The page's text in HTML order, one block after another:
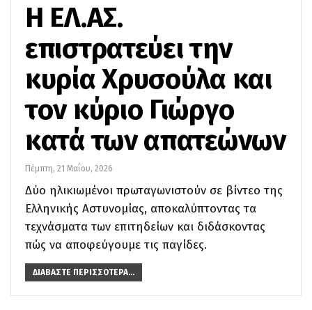
Η ΕΛ.ΑΣ.
επιστρατεύει την
κυρία Χρυσούλα και
τον κύριο Γιώργο
κατά των απατεώνων
Πέμπτη, 21 Μαΐου, 2026
Δύο ηλικιωμένοι πρωταγωνιστούν σε βίντεο της
Ελληνικής Αστυνομίας, αποκαλύπτοντας τα
τεχνάσματα των επιτηδείων και διδάσκοντας
πώς να αποφεύγουμε τις παγίδες.
ΔΙΑΒΆΣΤΕ ΠΕΡΙΣΣΌΤΕΡΑ...